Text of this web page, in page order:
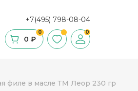
+7(495) 798-08-04
0
0 ₽
0
филе в масле ТМ Леор 230 гр